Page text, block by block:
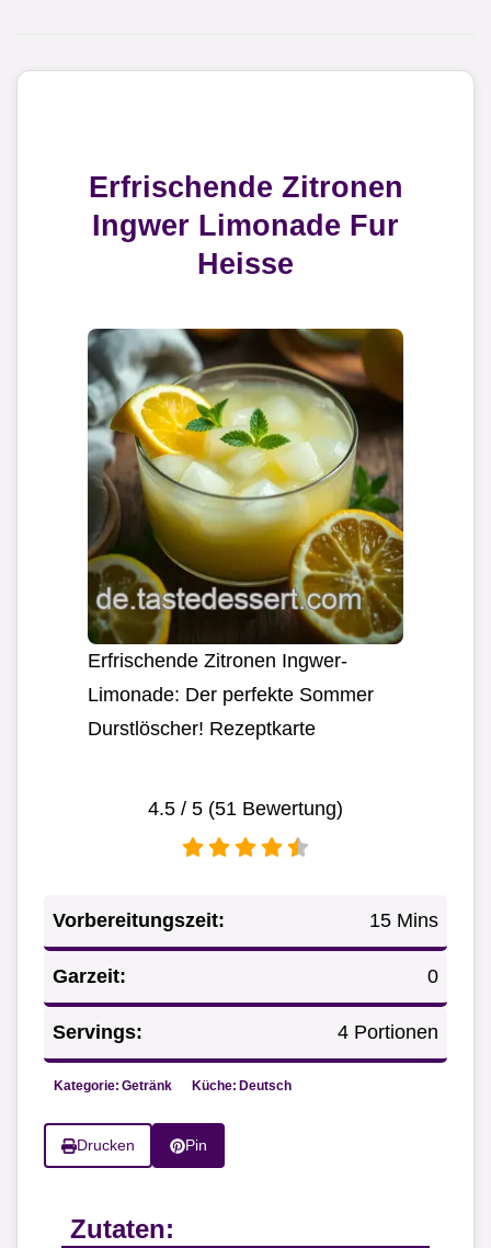
Erfrischende Zitronen
Ingwer Limonade Fur
Heisse
Erfrischende Zitronen Ingwer-
Limonade: Der perfekte Sommer
Durstlöscher! Rezeptkarte
4.5 / 5 (51 Bewertung)
Vorbereitungszeit: 15 Mins
Garzeit: 0
Servings: 4 Portionen
Kategorie: Getränk Küche: Deutsch
Drucken Pin
Zutaten: